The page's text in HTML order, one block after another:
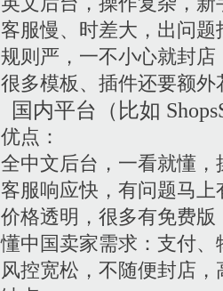
客服慢、时差大，出问题
规则严，一不小心就封店
很多模板、插件还要额外
国内平台（比如
优点：
全中文后台，一看就懂，
客服响应快，有问题马上
价格透明，很多有免费版
懂中国卖家需求：支付
风控宽松，不随便封店